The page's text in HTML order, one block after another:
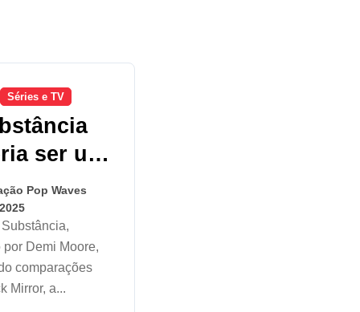
Séries e TV
ser um
de
Mirror?
Pop Waves
por Demi Moore,
comparações
Mirror, a...